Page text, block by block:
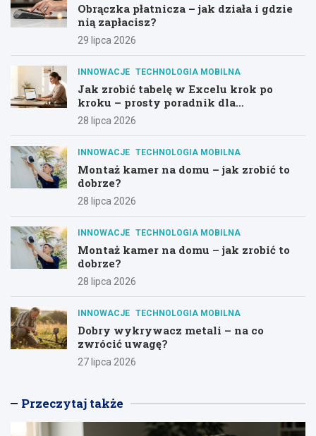
Obrączka płatnicza – jak działa i gdzie
nią zapłacisz?
29 lipca 2026
INNOWACJE TECHNOLOGIA MOBILNA
Jak zrobić tabelę w Excelu krok po
kroku – prosty poradnik dla
początkujących
28 lipca 2026
INNOWACJE TECHNOLOGIA MOBILNA
Montaż kamer na domu – jak zrobić to
dobrze?
28 lipca 2026
INNOWACJE TECHNOLOGIA MOBILNA
Montaż kamer na domu – jak zrobić to
dobrze?
28 lipca 2026
INNOWACJE TECHNOLOGIA MOBILNA
Dobry wykrywacz metali – na co
zwrócić uwagę?
27 lipca 2026
Przeczytaj także